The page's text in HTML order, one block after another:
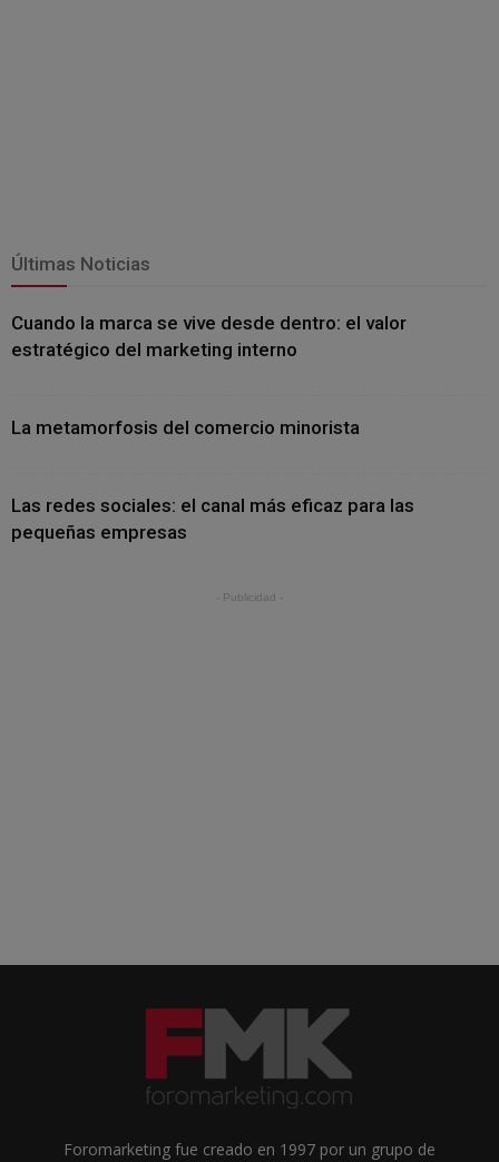
Últimas Noticias
Cuando la marca se vive desde dentro: el valor
estratégico del marketing interno
La metamorfosis del comercio minorista
Las redes sociales: el canal más eficaz para las
pequeñas empresas
- Publicidad -
Foromarketing fue creado en 1997 por un grupo de